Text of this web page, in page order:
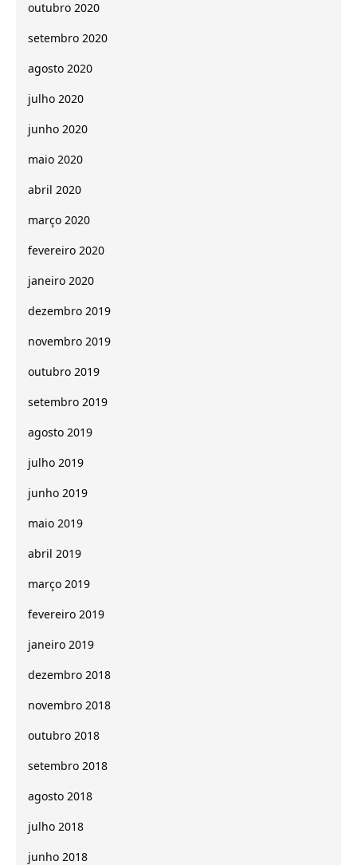
outubro 2020
setembro 2020
agosto 2020
julho 2020
junho 2020
maio 2020
abril 2020
março 2020
fevereiro 2020
janeiro 2020
dezembro 2019
novembro 2019
outubro 2019
setembro 2019
agosto 2019
julho 2019
junho 2019
maio 2019
abril 2019
março 2019
fevereiro 2019
janeiro 2019
dezembro 2018
novembro 2018
outubro 2018
setembro 2018
agosto 2018
julho 2018
junho 2018